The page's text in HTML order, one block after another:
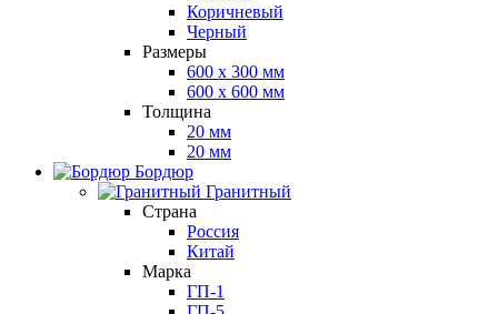
Коричневый
Черный
Размеры
600 х 300 мм
600 х 600 мм
Толщина
20 мм
20 мм
Бордюр
Гранитный
Страна
Россия
Китай
Марка
ГП-1